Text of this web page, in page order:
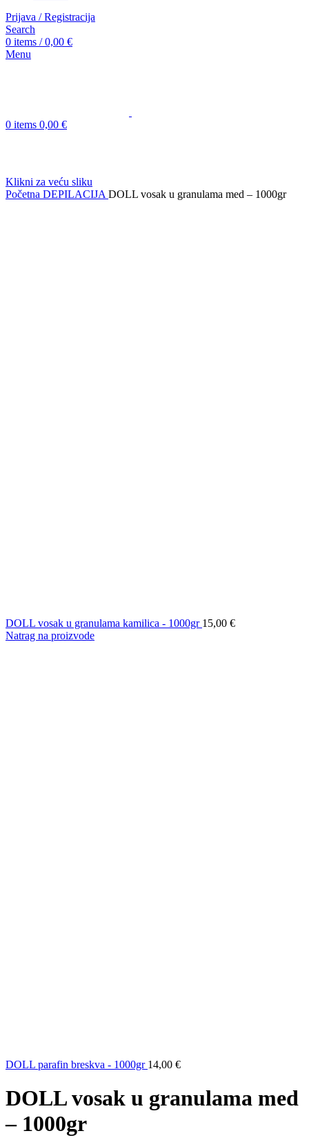
Prijava / Registracija
Search
0 items / 0,00 €
Menu
0 items 0,00 €
Klikni za veću sliku
Početna DEPILACIJA DOLL vosak u granulama med – 1000gr
DOLL vosak u granulama kamilica - 1000gr 15,00 €
Natrag na proizvode
DOLL parafin breskva - 1000gr 14,00 €
DOLL vosak u granulama med
– 1000gr